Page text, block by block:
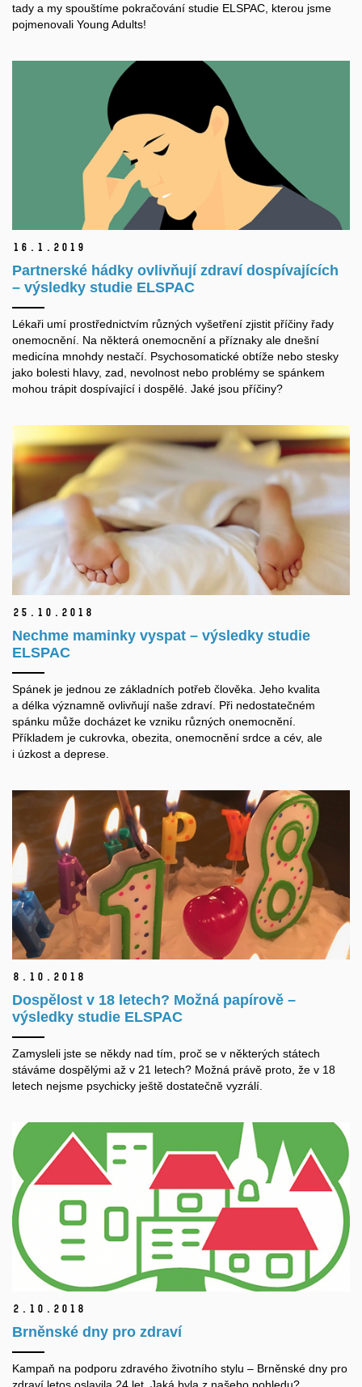
tady a my spouštíme pokračování studie ELSPAC, kterou jsme
pojmenovali Young Adults!
16. 1. 2019
Partnerské hádky ovlivňují zdraví dospívajících
– výsledky studie ELSPAC
Lékaři umí prostřednictvím různých vyšetření zjistit příčiny řady
onemocnění. Na některá onemocnění a příznaky ale dnešní
medicína mnohdy nestačí. Psychosomatické obtíže nebo stesky
jako bolesti hlavy, zad, nevolnost nebo problémy se spánkem
mohou trápit dospívající i dospělé. Jaké jsou příčiny?
25. 10. 2018
Nechme maminky vyspat – výsledky studie
ELSPAC
Spánek je jednou ze základních potřeb člověka. Jeho kvalita
a délka významně ovlivňují naše zdraví. Při nedostatečném
spánku může docházet ke vzniku různých onemocnění.
Příkladem je cukrovka, obezita, onemocnění srdce a cév, ale
i úzkost a deprese.
8. 10. 2018
Dospělost v 18 letech? Možná papírově –
výsledky studie ELSPAC
Zamysleli jste se někdy nad tím, proč se v některých státech
stáváme dospělými až v 21 letech? Možná právě proto, že v 18
letech nejsme psychicky ještě dostatečně vyzrálí.
2. 10. 2018
Brněnské dny pro zdraví
Kampaň na podporu zdravého životního stylu – Brněnské dny pro